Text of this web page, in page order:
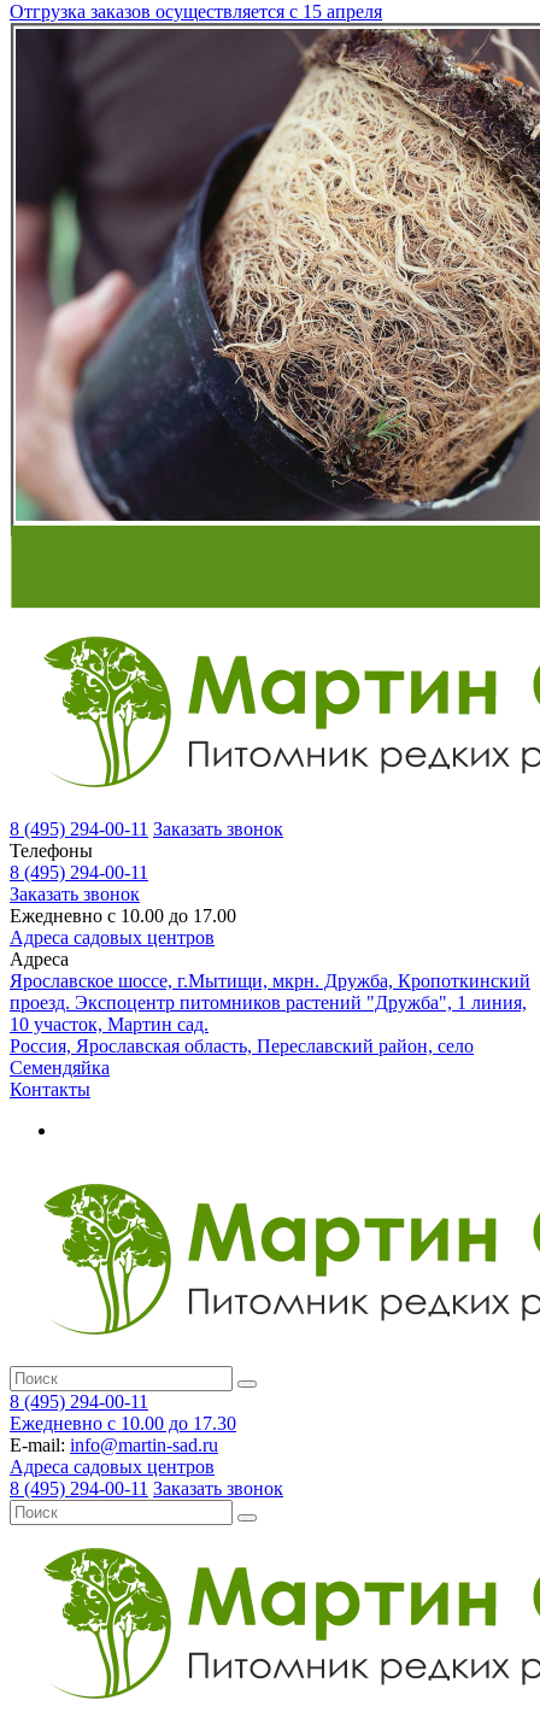
Отгрузка заказов осуществляется с 15 апреля
8 (495) 294-00-11 Заказать звонок
Телефоны
8 (495) 294-00-11
Заказать звонок
Ежедневно с 10.00 до 17.00
Адреса садовых центров
Адреса
Ярославское шоссе, г.Мытищи, мкрн. Дружба, Кропоткинский
проезд. Экспоцентр питомников растений "Дружба", 1 линия,
10 участок, Мартин сад.
Россия, Ярославская область, Переславский район, село
Семендяйка
Контакты
8 (495) 294-00-11
Ежедневно с 10.00 до 17.30
E-mail: info@martin-sad.ru
Адреса садовых центров
8 (495) 294-00-11 Заказать звонок